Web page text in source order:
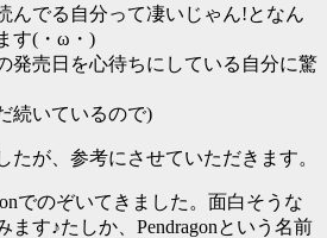
んでる自分って凄いじゃん!となん
す(・ω・)
発売日を心待ちにしている自分に驚
続いているので)
たが、参考にさせていただきます。
でのぞいてきました。面白そうな
す♪たしか、Pendragonという名前